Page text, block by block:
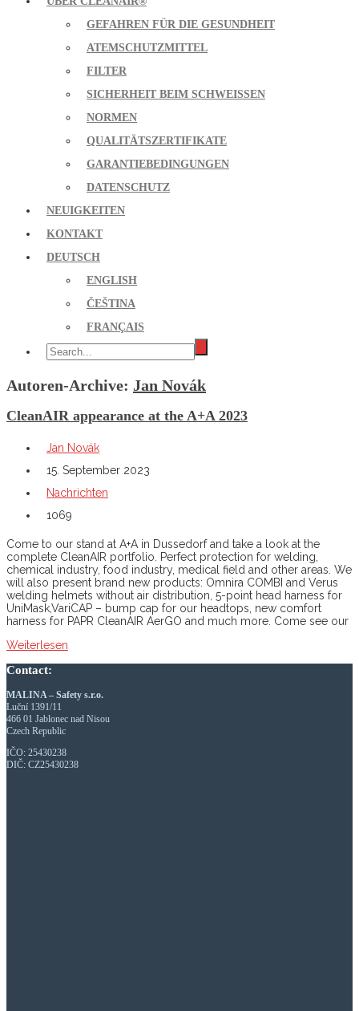
GEFAHREN FÜR DIE GESUNDHEIT
ATEMSCHUTZMITTEL
FILTER
SICHERHEIT BEIM SCHWEISSEN
NORMEN
QUALITÄTSZERTIFIKATE
GARANTIEBEDINGUNGEN
DATENSCHUTZ
NEUIGKEITEN
KONTAKT
DEUTSCH
ENGLISH
ČEŠTINA
FRANÇAIS
Autoren-Archive: Jan Novák
CleanAIR appearance at the A+A 2023
Jan Novák
15. September 2023
Nachrichten
1069
Come to our stand at A+A in Dussedorf and take a look at the
complete CleanAIR portfolio. Perfect protection for welding,
chemical industry, food industry, medical field and other areas. We
will also present brand new products: Omnira COMBI and Verus
welding helmets without air distribution, 5-point head harness for
UniMask,VariCAP – bump cap for our headtops, new comfort
harness for PAPR CleanAIR AerGO and much more. Come see our
Weiterlesen
Contact:
MALINA – Safety s.r.o.
Luční 1391/11
466 01 Jablonec nad Nisou
Czech Republic
IČO: 25430238
DIČ: CZ25430238